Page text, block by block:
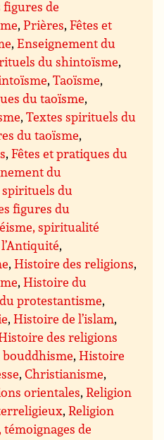
figures de
,Prières,Fêtes et
,Enseignement du
du shintoïsme,
,Taoïsme,
du taoïsme,
,Textes spirituels du
du taoïsme,
,Fêtes et pratiques du
du
spirituels du
figures du
spiritualité
,
,Histoire des religions,
,Histoire du
protestantisme,
,Histoire de l’islam,
des religions
,Histoire
,Christianisme,
orientales,Religion
,Religion
de